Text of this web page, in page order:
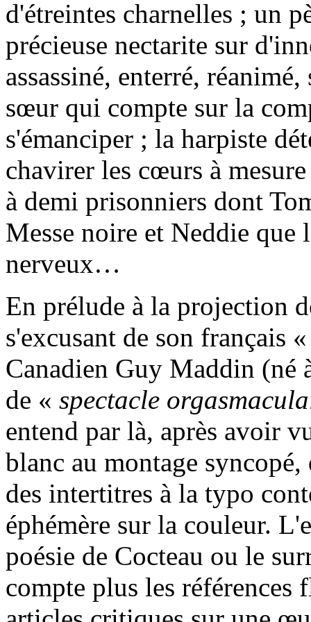
d'étreintes charnelles ; un
précieuse nectarite sur
assassiné, enterré,
sœur qui compte sur la
s'émanciper ; la harpiste
chavirer les cœurs à
à demi prisonniers dont
Messe noire et Neddie
nerveux…
En prélude à la projection
s'excusant de son français
Canadien Guy Maddin
de « spectacle
entend par là, après avoir
blanc au montage
des intertitres à la typo
éphémère sur la couleur.
poésie de Cocteau ou le
compte plus les références